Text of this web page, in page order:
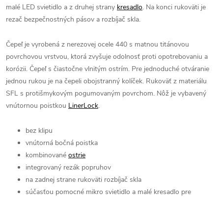
malé LED svietidlo a z druhej strany kresadlo. Na konci rukoväti je
rezač bezpečnostných pásov a rozbíjač skla.
Čepeľ je vyrobená z nerezovej ocele 440 s matnou titánovou
povrchovou vrstvou, ktorá zvyšuje odolnosť proti opotrebovaniu a
korózii. Čepeľ s čiastočne vlnitým ostrím. Pre jednoduché otváranie
jednou rukou je na čepeli obojstranný kolíček. Rukoväť z materiálu
SFL s protišmykovým pogumovaným povrchom. Nôž je vybavený
vnútornou poistkou LinerLock.
bez klipu
vnútorná bočná poistka
kombinované ostrie
integrovaný rezák popruhov
na zadnej strane rukoväti rozbíjač skla
súčasťou pomocné mikro svietidlo a malé kresadlo pre